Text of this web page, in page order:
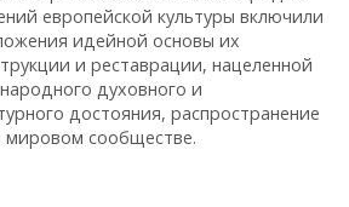
европейской культуры включили
идейной основы их
и реставрации, нацеленной
духовного и
достояния, распространение
сообществе.